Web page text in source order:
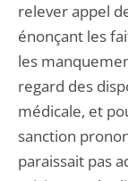
relever appel
énonçant les
les
regard des
médicale, et
sanction
paraissait pas